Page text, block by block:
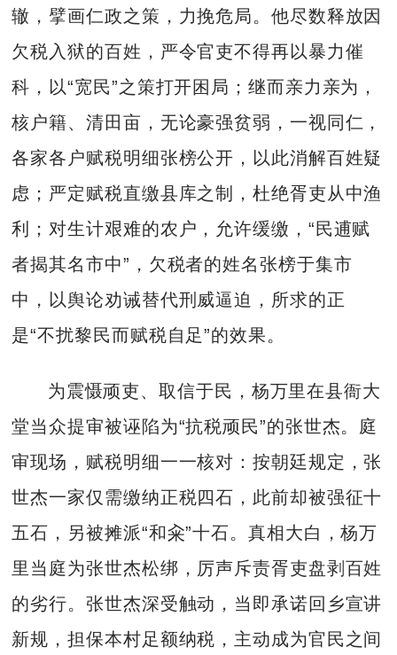
辙，擘画仁政之策，力挽危局。他尽数释放因
欠税入狱的百姓，严令官吏不得再以暴力催
科，以“宽民”之策打开困局；继而亲力亲为，
核户籍、清田亩，无论豪强贫弱，一视同仁，
各家各户赋税明细张榜公开，以此消解百姓疑
虑；严定赋税直缴县库之制，杜绝胥吏从中渔
利；对生计艰难的农户，允许缓缴，“民逋赋
者揭其名市中”，欠税者的姓名张榜于集市
中，以舆论劝诫替代刑威逼迫，所求的正
是“不扰黎民而赋税自足”的效果。
为震慑顽吏、取信于民，杨万里在县衙大
堂当众提审被诬陷为“抗税顽民”的张世杰。庭
审现场，赋税明细一一核对：按朝廷规定，张
世杰一家仅需缴纳正税四石，此前却被强征十
五石，另被摊派“和籴”十石。真相大白，杨万
里当庭为张世杰松绑，厉声斥责胥吏盘剥百姓
的劣行。张世杰深受触动，当即承诺回乡宣讲
新规，担保本村足额纳税，主动成为官民之间